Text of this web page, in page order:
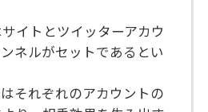
イトとツイッターアカウ
ネルがセットであるとい
それぞれのアカウントの